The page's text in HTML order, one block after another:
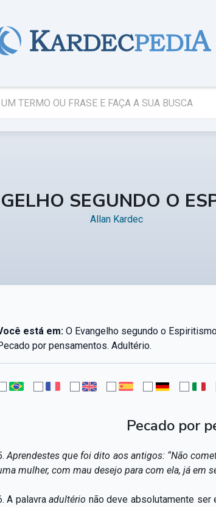
SEGUNDO O
Allan Kardec
está em:O Evangelho segundo o
por pensamentos. Adultério.
Pecado por
Aprendestes que foi dito aos antigos: “Não
mulher, com mau desejo para com ela, já em
A palavraadultério não deve absolutamente ser